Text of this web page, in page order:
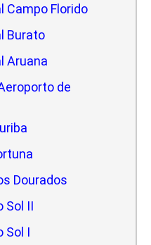
Campo Florido
Burato
Aruana
de
Dourados
Sol II
Sol I